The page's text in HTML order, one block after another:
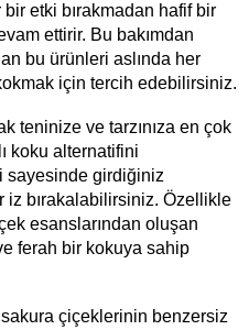
etki bırakmadan hafif bir
ettirir. Bu bakımdan
bu ürünleri aslında her
için tercih edebilirsiniz.
teninize ve tarzınıza en çok
koku alternatifini
sayesinde girdiğiniz
iz bırakalabilirsiniz. Özellikle
esanslarından oluşan
ferah bir kokuya sahip
çiçeklerinin benzersiz